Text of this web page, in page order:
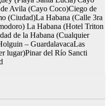
Avila (Cayo Coco)Ciego de
(Ciudad)La Habana (Calle 3ra
La Habana (Hotel Triton
de la Habana (Cualquier
– GuardalavacaLas
lugar)Pinar del Río Sancti